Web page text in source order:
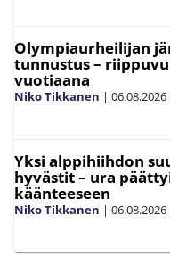
Olympiaurheilijan
tunnustus –
vuotiaana
Niko Tikkanen | 06.08.2026
Yksi alppihiihdon
hyvästit – ura
käänteeseen
Niko Tikkanen | 06.08.2026